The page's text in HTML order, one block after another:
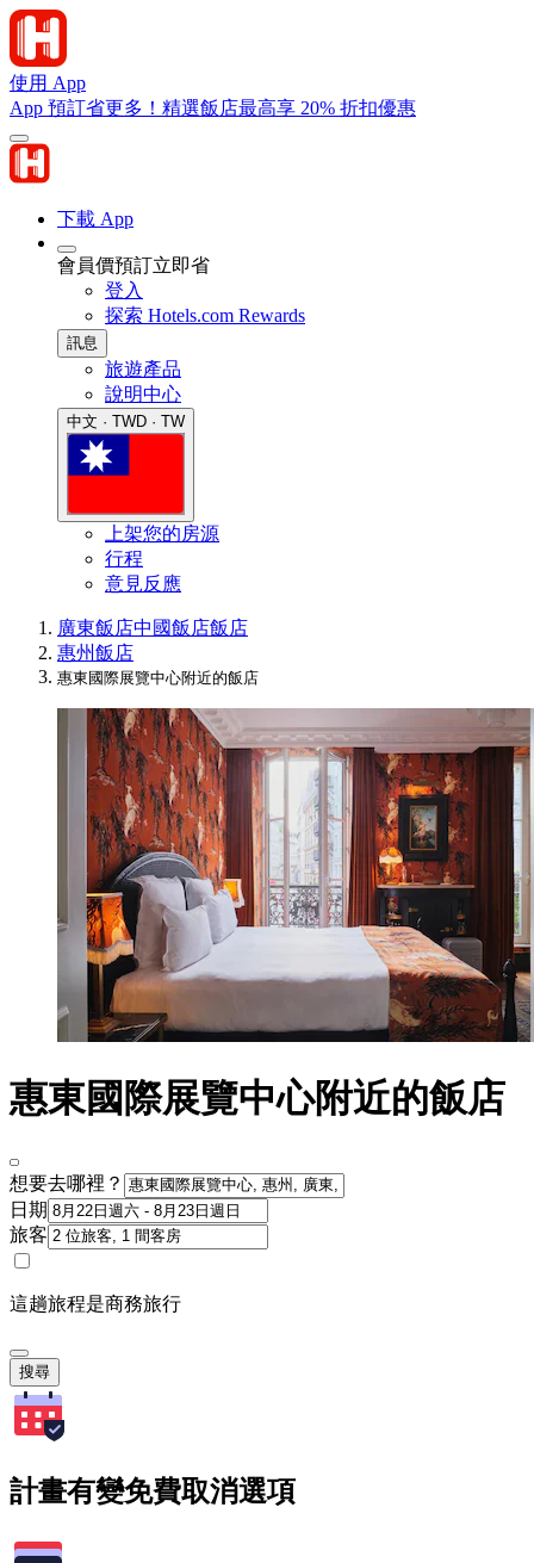
使用 App
App 預訂省更多！精選飯店最高享 20% 折扣優惠
下載 App
會員價預訂立即省
登入
探索 Hotels.com Rewards
訊息
旅遊產品
說明中心
中文 · TWD · TW
上架您的房源
行程
意見反應
廣東飯店中國飯店飯店
惠州飯店
惠東國際展覽中心附近的飯店
惠東國際展覽中心附近的飯店
想要去哪裡？
日期
旅客
這趟旅程是商務旅行
搜尋
計畫有變免費取消選項